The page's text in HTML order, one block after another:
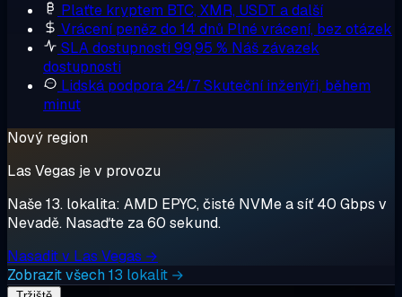
Plaťte kryptem BTC, XMR, USDT a další
Vrácení peněz do 14 dnů Plné vrácení, bez otázek
SLA dostupnosti 99,95 % Náš závazek
dostupnosti
Lidská podpora 24/7Skuteční inženýři, během
minut
Nový region
Las Vegas je v provozu
Naše 13. lokalita: AMD EPYC, čisté NVMe a síť 40 Gbps v
Nevadě. Nasaďte za 60 sekund.
Nasadit v Las Vegas →
Zobrazit všech 13 lokalit →